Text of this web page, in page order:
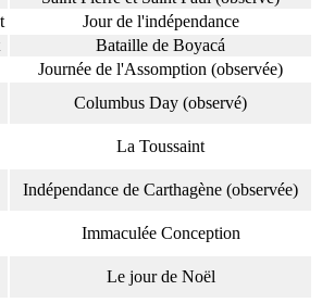
Jour de l'indépendance
Bataille de Boyacá
Journée de l'Assomption (observée)
Columbus Day (observé)
La Toussaint
Indépendance de Carthagène (observée)
Immaculée Conception
Le jour de Noël